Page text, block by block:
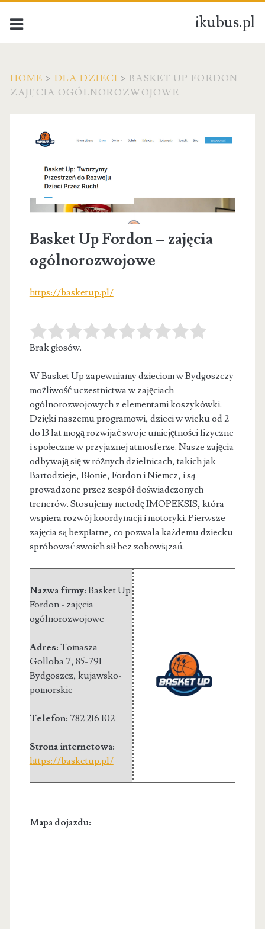
ikubus.pl
HOME > DLA DZIECI >BASKET UP FORDON –
ZAJĘCIA OGÓLNOROZWOJOWE
Basket Up Fordon – zajęcia
ogólnorozwojowe
https://basketup.pl/
Brak głosów.
W Basket Up zapewniamy dzieciom w Bydgoszczy
możliwość uczestnictwa w zajęciach
ogólnorozwojowych z elementami koszykówki.
Dzięki naszemu programowi, dzieci wwieku od 2
do 13 lat mogą rozwijać swoje umiejętności fizyczne
i społeczne w przyjaznej atmosferze. Nasze zajęcia
odbywają się w różnych dzielnicach, takich jak
Bartodzieje, Błonie, Fordon i Niemcz, i są
prowadzone przez zespół doświadczonych
trenerów. Stosujemy metodę IMOPEKSIS, która
wspiera rozwój koordynacji i motoryki. Pierwsze
zajęcia są bezpłatne, co pozwala każdemu dziecku
spróbować swoich sił bez zobowiązań.
Nazwa firmy: Basket Up
Fordon - zajęcia
ogólnorozwojowe
Adres: Tomasza
Golloba 7, 85-791
Bydgoszcz, kujawsko-
pomorskie
Telefon: 782 216 102
Strona internetowa:
https://basketup.pl/
Mapa dojazdu: